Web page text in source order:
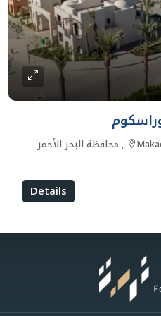
Makadi Heights, XV8M+46F, Khaleeg, محافظة البحر الأحمر
Details